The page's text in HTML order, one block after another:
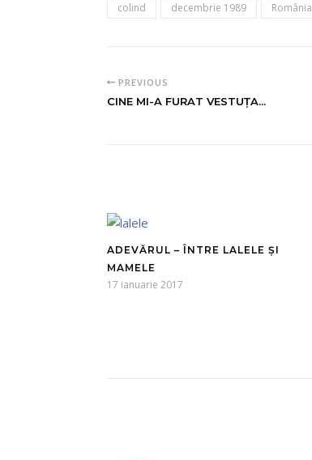
colind decembrie 1989 România
PREVIOUS
CINE MI-A FURAT VESTUŢA...
ADEVĂRUL – ÎNTRE LALELE ȘI
MAMELE
17 ianuarie 2017